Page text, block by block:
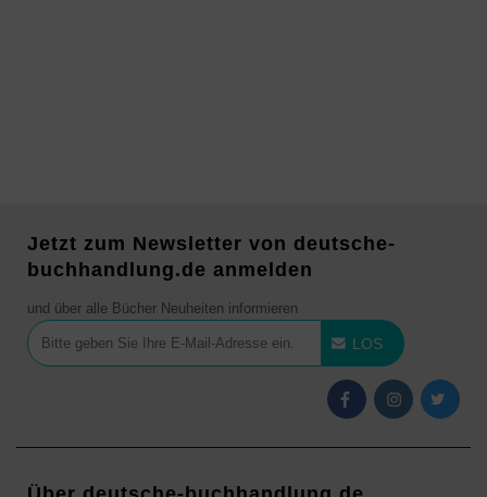
Jetzt zum Newsletter von deutsche-
buchhandlung.de anmelden
und über alle Bücher Neuheiten informieren
LOS